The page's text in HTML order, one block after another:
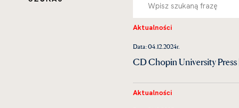
Aktualności
Data: 04.12.2024r.
CD Chopin University Press
Aktualności